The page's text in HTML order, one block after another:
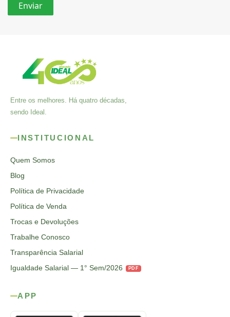
Entre os melhores. Há quatro décadas,
sendo Ideal.
INSTITUCIONAL
Quem Somos
Blog
Política de Privacidade
Política de Venda
Trocas e Devoluções
Trabalhe Conosco
Transparência Salarial
Igualdade Salarial — 1° Sem/2026
PDF
APP